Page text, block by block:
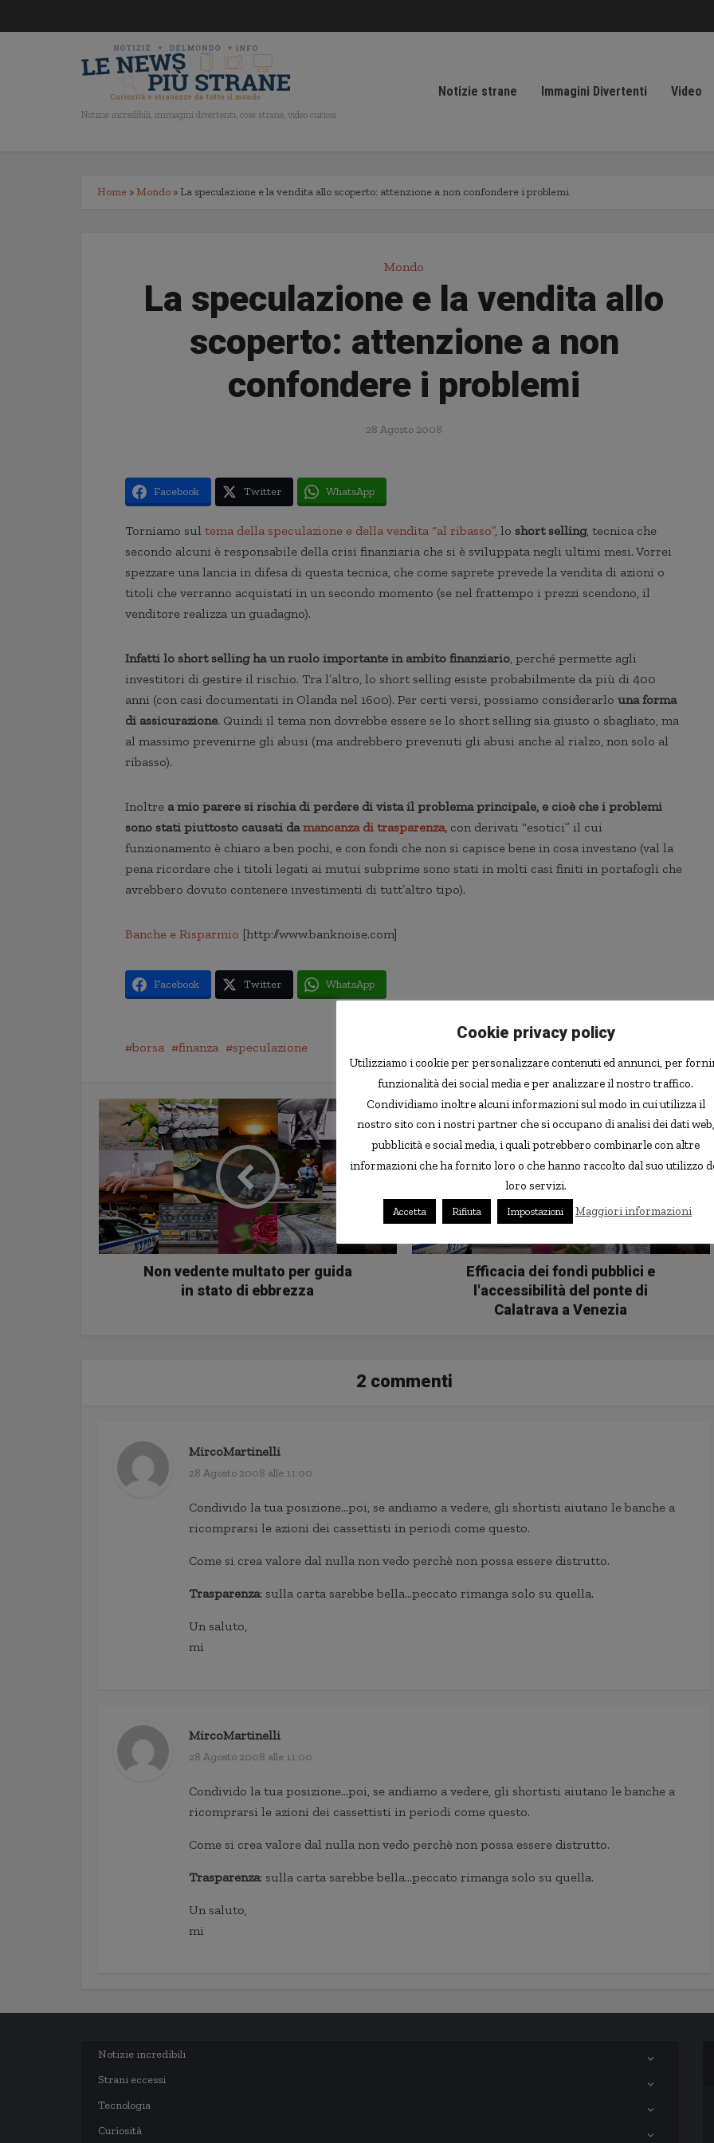
Notizie incredibili, immagini divertenti, cose strane, video curiosi
Notizie strane Immagini Divertenti Video
Home » Mondo » La speculazione e la vendita allo scoperto: attenzione a non confondere i problemi
Mondo
La speculazione e la vendita allo
scoperto: attenzione a non
confondere i problemi
28 Agosto 2008
Facebook Twitter WhatsApp
Torniamo sul tema della speculazione e della vendita “al ribasso”, lo short selling, tecnica che
secondo alcuni è responsabile della crisi finanziaria che si è sviluppata negli ultimi mesi. Vorrei
spezzare una lancia in difesa di questa tecnica, che come saprete prevede la vendita di azioni o
titoli che verranno acquistati in un secondo momento (se nel frattempo i prezzi scendono, il
venditore realizza un guadagno).
Infatti lo short selling ha un ruolo importante in ambito finanziario, perché permette agli
investitori di gestire il rischio. Tra l’altro, lo short selling esiste probabilmente da più di 400
anni (con casi documentati in Olanda nel 1600). Per certi versi, possiamo considerarlo una forma
di assicurazione. Quindi il tema non dovrebbe essere se lo short selling sia giusto o sbagliato, ma
al massimo prevenirne gli abusi (ma andrebbero prevenuti gli abusi anche al rialzo, non solo al
ribasso).
Inoltre a mio parere si rischia di perdere di vista il problema principale, e cioè che i problemi
sono stati piuttosto causati damancanza di trasparenza, con derivati “esotici” il cui
funzionamento è chiaro a ben pochi, e con fondi che non si capisce bene in cosa investano (val la
pena ricordare che i titoli legati ai mutui subprime sono stati in molti casi finiti in portafogli che
avrebbero dovuto contenere investimenti di tutt’altro tipo).
Banche e Risparmio [http://www.banknoise.com]
Facebook Twitter WhatsApp
borsa finanza speculazione
Non vedente multato per guida
in stato di ebbrezza
Efficacia dei fondi pubblici e
l'accessibilità del ponte di
Calatrava a Venezia
2 commenti
MircoMartinelli
28 Agosto 2008 alle 11:00
Condivido la tua posizione…poi, se andiamo a vedere, gli shortisti aiutano le banche a
ricomprarsi le azioni dei cassettisti in periodi come questo.
Come si crea valore dal nulla non vedo perchè non possa essere distrutto.
Trasparenza: sulla carta sarebbe bella…peccato rimanga solo su quella.
Un saluto,
mi
MircoMartinelli
28 Agosto 2008 alle 11:00
Condivido la tua posizione…poi, se andiamo a vedere, gli shortisti aiutano le banche a
ricomprarsi le azioni dei cassettisti in periodi come questo.
Come si crea valore dal nulla non vedo perchè non possa essere distrutto.
Trasparenza: sulla carta sarebbe bella…peccato rimanga solo su quella.
Un saluto,
mi
Notizie incredibili
Strani eccessi
Tecnologia
Curiosità
Cookie privacy policy
Utilizziamo i cookie per personalizzare contenuti ed annunci, per
funzionalità dei social media e per analizzare il nostro traffico.
Condividiamo inoltre alcuni informazioni sul modo in cui utilizza il
nostro sito con i nostri partner che si occupano di analisi dei dati web,
pubblicità e social media, i quali potrebbero combinarle con altre
informazioni che ha fornito loro o che hanno raccolto dal suo utilizzo
loro servizi.
Accetta Rifiuta Impostazioni Maggiori informazioni